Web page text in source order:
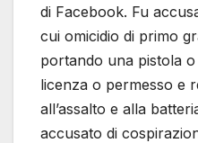
di Facebook. Fu
cui omicidio di primo
portando una pistola
licenza o permesso e
all’assalto e alla
accusato di